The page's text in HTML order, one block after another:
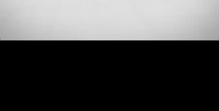
Sumqayıtda qəza: “Prius” beton